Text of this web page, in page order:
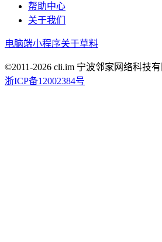
帮助中心
关于我们
电脑端小程序关于草料
©2011-2026 cli.im 宁波邻家网络科技有
浙ICP备12002384号